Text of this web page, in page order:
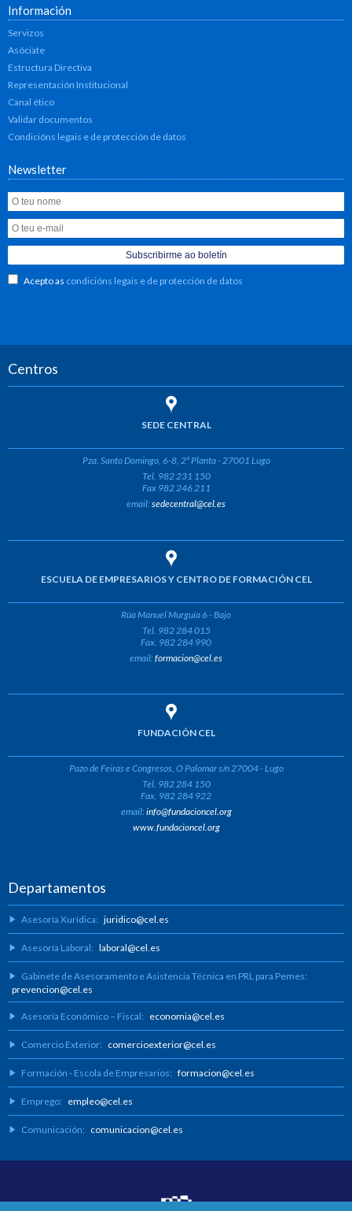
Información
Servizos
Asóciate
Estructura Directiva
Representación Institucional
Canal ético
Validar documentos
Condicións legais e de protección de datos
Newsletter
Acepto as condicións legais e de protección de datos
Centros
SEDE CENTRAL
Pza. Santo Domingo, 6-8, 2ª Planta - 27001 Lugo
Tel. 982 231 150
Fax 982 246 211
email:sedecentral@cel.es
ESCUELA DE EMPRESARIOS Y CENTRO DE FORMACIÓN CEL
Rúa Manuel Murguía 6 - Bajo
Tel. 982 284 015
Fax. 982 284 990
email:formacion@cel.es
FUNDACIÓN CEL
Pazo de Feiras e Congresos, O Palomar s/n 27004 - Lugo
Tel. 982 284 150
Fax. 982 284 922
email:info@fundacioncel.org
www.fundacioncel.org
Departamentos
Asesoría Xurídica: juridico@cel.es
Asesoría Laboral: laboral@cel.es
Gabinete de Asesoramento e Asistencia Técnica en PRL para Pemes:
prevencion@cel.es
Asesoría Económico – Fiscal: economia@cel.es
Comercio Exterior: comercioexterior@cel.es
Formación - Escola de Empresarios: formacion@cel.es
Emprego: empleo@cel.es
Comunicación: comunicacion@cel.es